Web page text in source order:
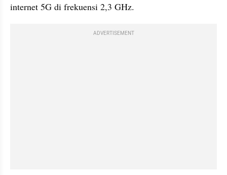
internet 5G di frekuensi 2,3 GHz.
ADVERTISEMENT